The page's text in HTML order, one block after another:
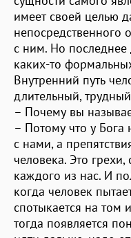
имеет своей целью
с ним. Но последнее
каких-то
Внутренний путь
длительный,
– Почему вы
– Потому что у Бога
с нами, а
человека. Это грехи,
каждого из нас. И
когда человек
спотыкается на том
тогда появляется